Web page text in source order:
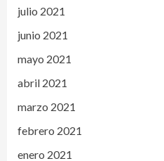
julio 2021
junio 2021
mayo 2021
abril 2021
marzo 2021
febrero 2021
enero 2021